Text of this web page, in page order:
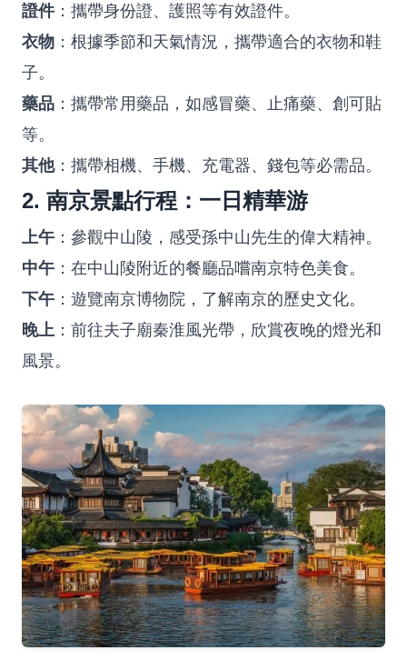
證件：攜帶身份證、護照等有效證件。
衣物 ：根據季節和天氣情況，攜帶適合的衣物和鞋
子。
藥品 ：攜帶常用藥品，如感冒藥、止痛藥、創可貼
等。
其他：攜帶相機、手機、充電器、錢包等必需品。
2. 南京景點行程：一日精華游
上午 ：參觀中山陵，感受孫中山先生的偉大精神。
中午 ：在中山陵附近的餐廳品嚐南京特色美食。
下午 ：遊覽南京博物院，了解南京的歷史文化。
晚上 ：前往夫子廟秦淮風光帶，欣賞夜晚的燈光和
風景。